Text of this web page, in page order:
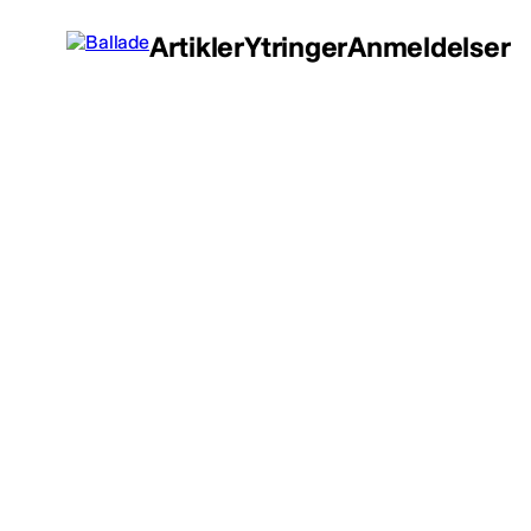
ArtiklerYtringerAnmeldelser